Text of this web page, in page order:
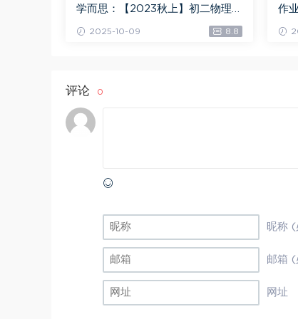
学而思：【2023秋上】初二物理全
2025-10-09 8.8
作
评论 0
昵称 (
邮箱 (
网址